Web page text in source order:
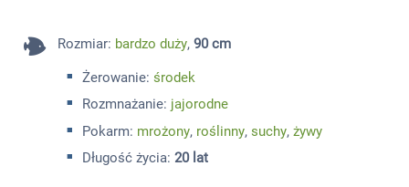
Rozmiar: bardzo duży,90 cm
Żerowanie: środek
Rozmnażanie: jajorodne
Pokarm: mrożony, roślinny, suchy, żywy
Długość życia: 20 lat